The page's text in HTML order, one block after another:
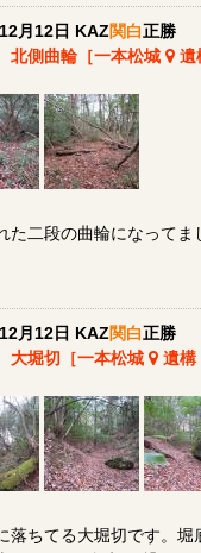
月12日 KAZ関白正勝
側曲輪［一本松城
遺
た二段の曲輪になって
月12日 KAZ関白正勝
堀切［一本松城
遺構
落ちてる大堀切です。